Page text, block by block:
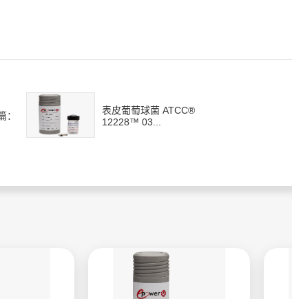
：
表皮葡萄球菌 ATCC®
12228™ 03...